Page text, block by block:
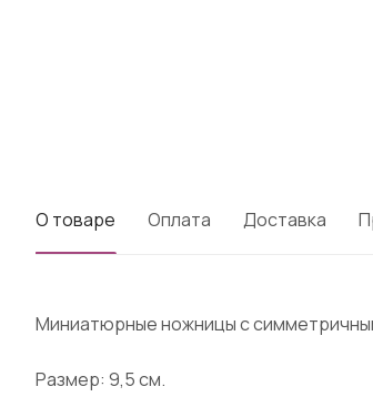
О товаре Оплата Доставка
Миниатюрные ножницы с
Размер: 9,5 см.